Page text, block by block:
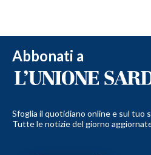
Abbonati a
Sfoglia il quotidiano online e sul tuo
Tutte le notizie del giorno